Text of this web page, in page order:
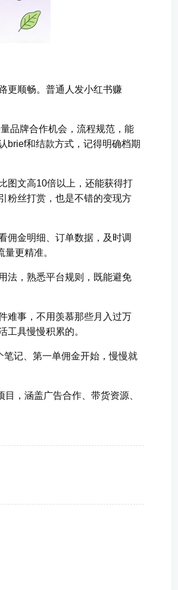
更顺畅。普通人发小红书赚
品牌合作机会，流程规范，能
brief和结款方式，记得明确档期
图文高10倍以上，还能获得打
粉丝打赏，也是不错的变现方
佣金明细、订单数据，及时调
更精准。
法，熟悉平台规则，既能避免
难事，不用羡慕那些月入过万
工具慢慢积累的。
笔记、第一单佣金开始，慢慢就
目，涵盖广告合作、带货资源、